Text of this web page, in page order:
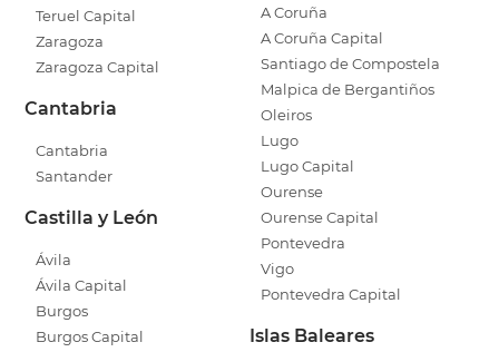
Teruel Capital
Zaragoza
Zaragoza Capital
Cantabria
Cantabria
Santander
Castilla y León
Ávila
Ávila Capital
Burgos
Burgos Capital
A Coruña
A Coruña Capital
Santiago de Compostela
Malpica de Bergantiños
Oleiros
Lugo
Lugo Capital
Ourense
Ourense Capital
Pontevedra
Vigo
Pontevedra Capital
Islas Baleares